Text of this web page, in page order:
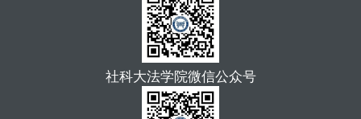
社科大法学院微信公众号